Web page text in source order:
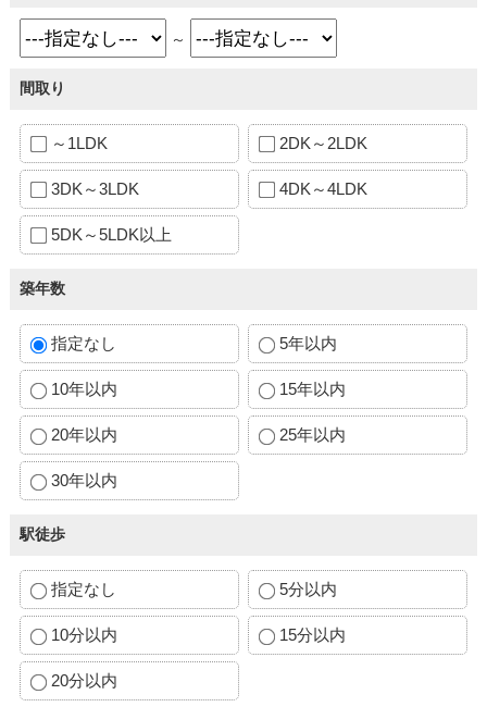
～
間取り
～1LDK 2DK～2LDK
3DK～3LDK 4DK～4LDK
5DK～5LDK以上
築年数
指定なし 5年以内
10年以内 15年以内
20年以内 25年以内
30年以内
駅徒歩
指定なし 5分以内
10分以内 15分以内
20分以内